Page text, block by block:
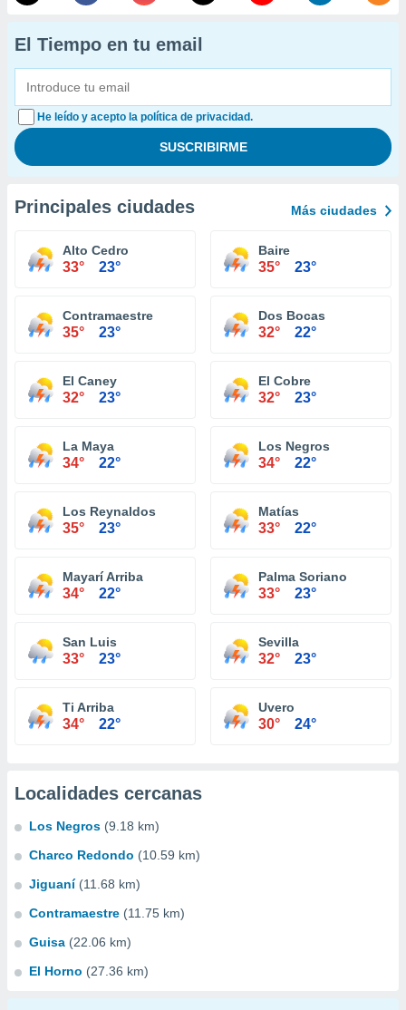
El Tiempo en tu email
He leído y acepto la política de privacidad.
Principales ciudades Más ciudades
Alto Cedro
33° 23°
Baire
35° 23°
Contramaestre
35° 23°
Dos Bocas
32° 22°
El Caney
32° 23°
El Cobre
32° 23°
La Maya
34° 22°
Los Negros
34° 22°
Los Reynaldos
35° 23°
Matías
33° 22°
Mayarí Arriba
34° 22°
Palma Soriano
33° 23°
San Luis
33° 23°
Sevilla
32° 23°
Ti Arriba
34° 22°
Uvero
30° 24°
Localidades cercanas
Los Negros (9.18 km)
Charco Redondo (10.59 km)
Jiguaní (11.68 km)
Contramaestre (11.75 km)
Guisa (22.06 km)
El Horno (27.36 km)